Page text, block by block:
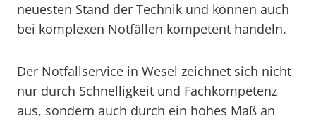
neuesten Stand der Technik und können auch
bei komplexen Notfällen kompetent handeln.
Der Notfallservice in Wesel zeichnet sich nicht
nur durch Schnelligkeit und Fachkompetenz
aus, sondern auch durch ein hohes Maß an